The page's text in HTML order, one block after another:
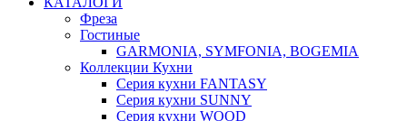
Фреза
Гостиные
GARMONIA, SYMFONIA, BOGEMIA
Коллекции Кухни
Серия кухни FANTASY
Серия кухни SUNNY
Серия кухни WOOD